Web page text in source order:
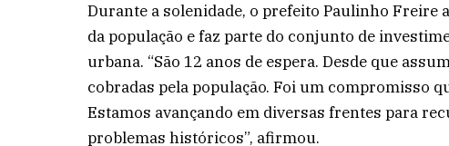
Durante a solenidade, o prefeito Paulinho Freire
da população e faz parte do conjunto de
urbana. “São 12 anos de espera. Desde que
cobradas pela população. Foi um compromisso
Estamos avançando em diversas frentes para
problemas históricos”, afirmou.